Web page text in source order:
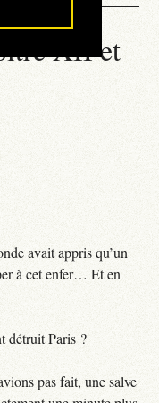
XII et
avait appris qu’un
à cet enfer… Et en
détruit Paris ?
pas fait, une salve